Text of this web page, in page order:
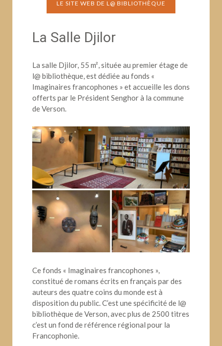
LE SITE WEB DE L@ BIBLIOTHÈQUE
La Salle Djilor
La salle Djilor, 55 m², située au premier étage de
l@ bibliothèque, est dédiée au fonds «
Imaginaires francophones » et accueille les dons
offerts par le Président Senghor à la commune
de Verson.
Ce fonds « Imaginaires francophones »,
constitué de romans écrits en français par des
auteurs des quatre coins du monde est à
disposition du public. C’est une spécificité de l@
bibliothèque de Verson, avec plus de 2500 titres
c’est un fond de référence régional pour la
Francophonie.